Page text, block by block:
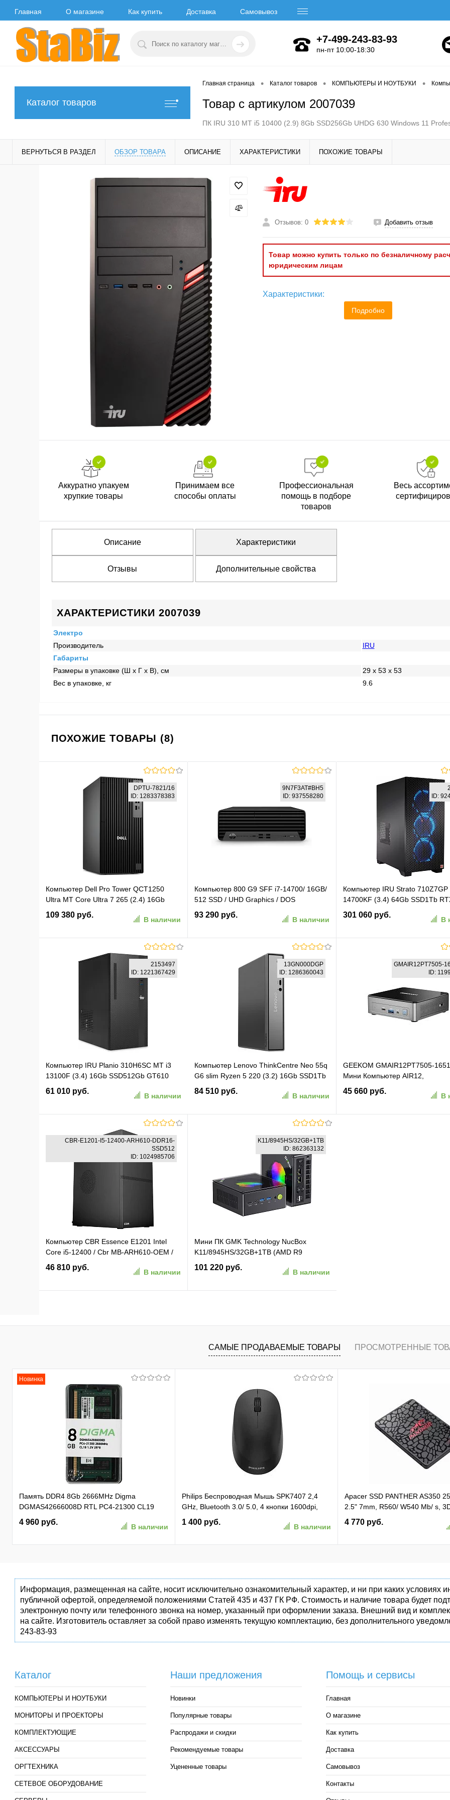
Главная О магазине Как купить Доставка Самовывоз
+7-499-243-83-93
пн-пт 10:00-18:30
Каталог товаров
Главная страница • Каталог товаров • КОМПЬЮТЕРЫ И НОУТБУКИ •
Товар с артикулом 2007039
ПК IRU 310 MT i5 10400 (2.9) 8Gb SSD256Gb UHDG 630 Windows 11
ВЕРНУТЬСЯ В РАЗДЕЛ ОБЗОР ТОВАРА ОПИСАНИЕ ХАРАКТЕРИСТИКИ ПОХОЖИЕ ТОВАРЫ
Отзывов: 0 Добавить отзыв
Товар можно купить только по безналичному
юридическим лицам
Характеристики:
Подробно
Аккуратно упакуем
хрупкие товары
Принимаем все
способы оплаты
Профессиональная
помощь в подборе
товаров
Весь
Описание Характеристики
Отзывы Дополнительные свойства
ХАРАКТЕРИСТИКИ 2007039
Электро
Производитель
IRU
Габариты
Размеры в упаковке (Ш x Г x В), см
29 x 53 x 53
Вес в упаковке, кг
9.6
ПОХОЖИЕ ТОВАРЫ (8)
DPTU-7821/16
ID: 1283378383
Компьютер Dell Pro Tower QCT1250
Ultra MT Core Ultra 7 265 (2.4) 16Gb
SSD512Gb Graphics Windows 11 Pro
GbitEth WiFi BT 180W мышь клавиатура
109 380 руб.
В наличии
В корзину
К сравнению
9N7F3AT#BH5
ID: 937558280
Компьютер 800 G9 SFF i7-14700/ 16GB/
512 SSD / UHD Graphics / DOS
(9N7F3AT#BH5)
93 290 руб.
В наличии
В корзину
К сравнению
ID:
Компьютер IRU Strato 710Z7GP
14700KF (3.4) 64Gb SSD1Tb
16Gb FreeDOS GbitEth 850W
(RUS) (2135192)
301 060 руб.
В
В корзину
В избранное К
2153497
ID: 1221367429
Компьютер IRU Planio 310H6SC MT i3
13100F (3.4) 16Gb SSD512Gb GT610
2Gb Windows 11 Pro GbitEth 400W
черный (2153497)
61 010 руб.
В наличии
В корзину
В избранное К сравнению
13GN000DGP
ID: 1286360043
Компьютер Lenovo ThinkCentre Neo 55q
G6 slim Ryzen 5 220 (3.2) 16Gb SSD1Tb
Radeon 740M без ОС GbitEth WiFi BT
90W kb мышь клавиатура черный
84 510 руб.
В наличии
В корзину
К сравнению
GMAIR12PT7505-
ID:
GEEKOM GMAIR12PT7505-
Мини Компьютер AIR12,
GMAIR12PT7505-16512-EU, Intel
Pentium 7505 16GB+512GB,
45 660 руб.
В
CBR-E1201-I5-12400-ARH610-DDR16-
SSD512
ID: 1024985706
Компьютер CBR Essence E1201 Intel
Core i5-12400 / Cbr MB-ARH610-OEM /
16GB / SSD 512GB (CBR-E1201-I5-
12400-ARH610-DDR16-SSD512)
46 810 руб.
В наличии
K11/8945HS/32GB+1TB
ID: 862363132
Мини ПК GMK Technology NucBox
K11/8945HS/32GB+1TB (AMD R9
8945HS) 32GB+1TB, Win 11 Pro
101 220 руб.
В наличии
В избранное К сравнению
САМЫЕ ПРОДАВАЕМЫЕ ТОВАРЫ ПРОСМОТРЕННЫЕ
Новинка
Память DDR4 8Gb 2666MHz Digma
DGMAS42666008D RTL PC4-21300 CL19
SO-DIMM 260-pin 1.2В dual rank Ret
4 960 руб.
В наличии
Philips Беспроводная Мышь SPK7407 2,4
GHz, Bluetooth 3.0/ 5.0, 4 кнопки 1600dpi,
бесшумная Чёрный (SPK7407B/ 01)
(SPK7407B/01)
1 400 руб.
В наличии
Apacer SSD PANTHER AS350
2.5" 7mm, R560/ W540 Mb/ s,
81K/ 74K, MTBF 1,5M, 180TBW,
(AP256GAS350-1)
4 770 руб.
Информация, размещенная на сайте, носит исключительно ознакомительный характер, и ни при каких
публичной офертой, определяемой положениями Статей 435 и 437 ГК РФ. Стоимость и наличие товара будет
электронную почту или телефонного звонка на номер, указанный при оформлении заказа. Внешний вид и
на сайте. Изготовитель оставляет за собой право изменять текущую комплектацию, без дополнительного
243-83-93
Каталог
КОМПЬЮТЕРЫ И НОУТБУКИ
МОНИТОРЫ И ПРОЕКТОРЫ
КОМПЛЕКТУЮЩИЕ
АКСЕССУАРЫ
ОРГТЕХНИКА
СЕТЕВОЕ ОБОРУДОВАНИЕ
Наши предложения
Новинки
Популярные товары
Распродажи и скидки
Рекомендуемые товары
Уцененные товары
Помощь и сервисы
Главная
О магазине
Как купить
Доставка
Самовывоз
Контакты